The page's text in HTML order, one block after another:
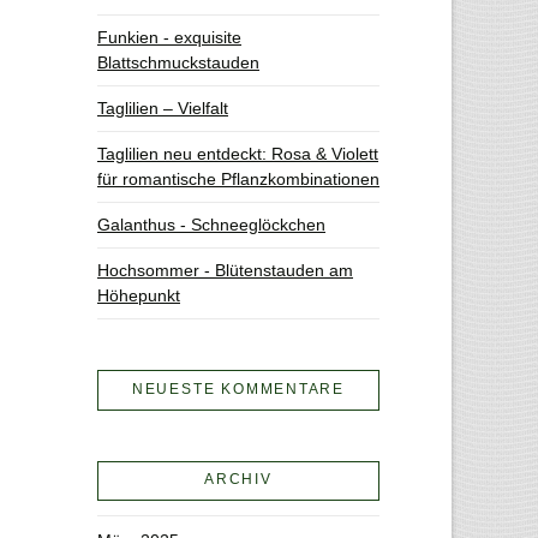
Funkien - exquisite
Blattschmuckstauden
Taglilien – Vielfalt
Taglilien neu entdeckt: Rosa & Violett
für romantische Pflanzkombinationen
Galanthus - Schneeglöckchen
Hochsommer - Blütenstauden am
Höhepunkt
NEUESTE KOMMENTARE
ARCHIV